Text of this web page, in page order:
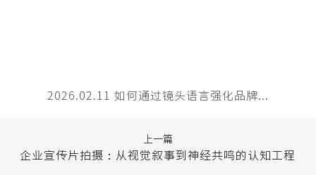
2026.02.11 如何通过镜头语言强化品牌...
上一篇
企业宣传片拍摄：从视觉叙事到神经共鸣的认知工程